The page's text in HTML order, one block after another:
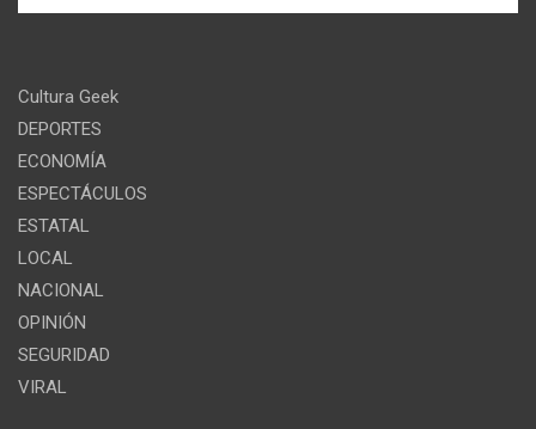
Cultura Geek
DEPORTES
ECONOMÍA
ESPECTÁCULOS
ESTATAL
LOCAL
NACIONAL
OPINIÓN
SEGURIDAD
VIRAL